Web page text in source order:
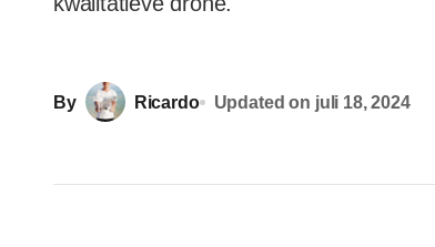
By Ricardo Updated on juli 18, 2024